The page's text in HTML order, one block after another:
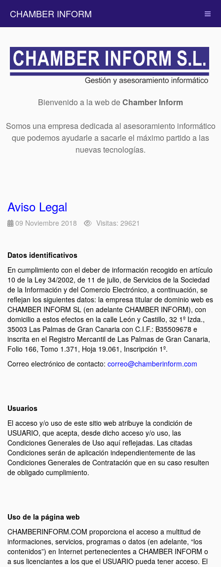
CHAMBER INFORM
Bienvenido a la web deChamber Inform
Somos una empresa dedicada al asesoramiento informático
que podemos ayudarle a sacarle el máximo partido a las
nuevas tecnologías.
Aviso Legal
09 Noviembre 2018 Visitas: 29621
Datos identificativos
En cumplimiento con el deber de información recogido en artículo
10 de la Ley 34/2002, de 11 de julio, de Servicios de la Sociedad
de la Información y del Comercio Electrónico, a continuación, se
reflejan los siguientes datos: la empresa titular de dominio web es
CHAMBER INFORM SL (en adelante CHAMBER INFORM), con
domicilio a estos efectos en la calle León y Castillo, 32 1º Izda.,
35003 Las Palmas de Gran Canaria con C.I.F.: B35509678 e
inscrita en el Registro Mercantil de Las Palmas de Gran Canaria,
Folio 166, Tomo 1.371, Hoja 19.061, Inscripción 1º.
Correo electrónico de contacto: correo@chamberinform.com
Usuarios
El acceso y/o uso de este sitio web atribuye la condición de
USUARIO, que acepta, desde dicho acceso y/o uso, las
Condiciones Generales de Uso aquí reflejadas. Las citadas
Condiciones serán de aplicación independientemente de las
Condiciones Generales de Contratación que en su caso resulten
de obligado cumplimiento.
Uso de la página web
CHAMBERINFORM.COM proporciona el acceso a multitud de
informaciones, servicios, programas o datos (en adelante, “los
contenidos”) en Internet pertenecientes a CHAMBER INFORM o
a sus licenciantes a los que el USUARIO pueda tener acceso. El